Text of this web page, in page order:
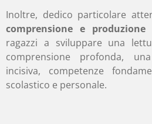
Inoltre, dedico particolare
comprensione e
ragazzi a sviluppare una
comprensione profonda,
incisiva, competenze
scolastico e personale.